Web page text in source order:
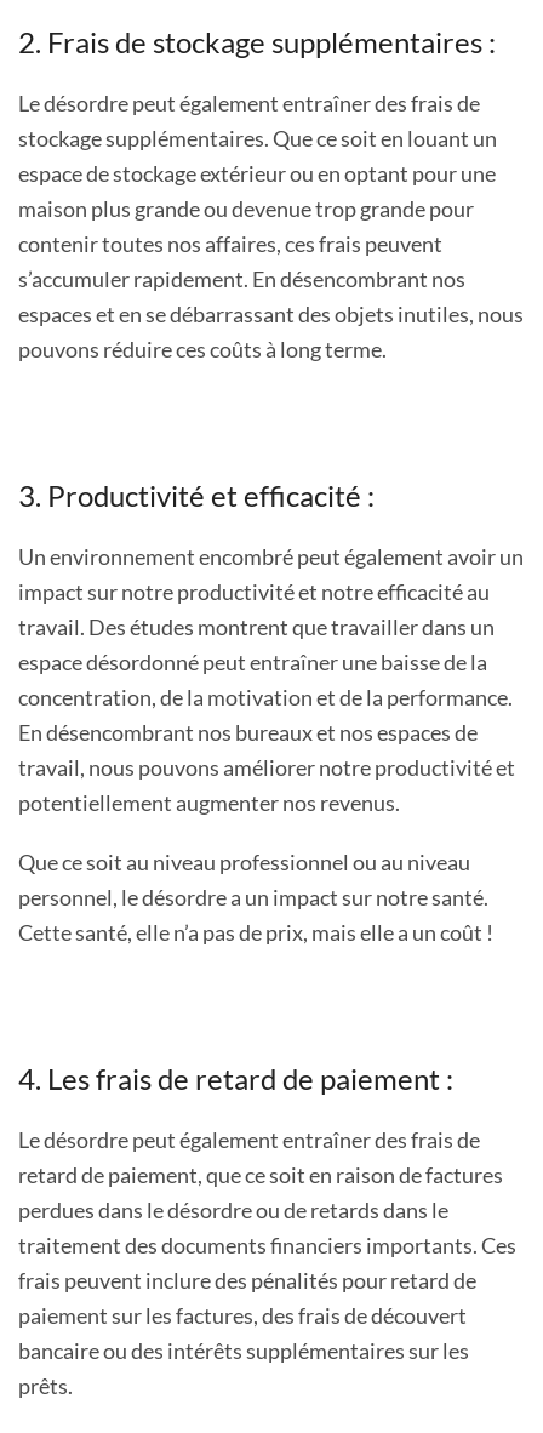
2. Frais de stockage supplémentaires :
Le désordre peut également entraîner des frais de
stockage supplémentaires. Que ce soit en louant un
espace de stockage extérieur ou en optant pour une
maison plus grande ou devenue trop grande pour
contenir toutes nos affaires, ces frais peuvent
s’accumuler rapidement. En désencombrant nos
espaces et en se débarrassant des objets inutiles, nous
pouvons réduire ces coûts à long terme.
3. Productivité et efficacité :
Un environnement encombré peut également avoir un
impact sur notre productivité et notre efficacité au
travail. Des études montrent que travailler dans un
espace désordonné peut entraîner une baisse de la
concentration, de la motivation et de la performance.
En désencombrant nos bureaux et nos espaces de
travail, nous pouvons améliorer notre productivité et
potentiellement augmenter nos revenus.
Que ce soit au niveau professionnel ou au niveau
personnel, le désordre a un impact sur notre santé.
Cette santé, elle n’a pas de prix, mais elle a un coût !
4. Les frais de retard de paiement :
Le désordre peut également entraîner des frais de
retard de paiement, que ce soit en raison de factures
perdues dans le désordre ou de retards dans le
traitement des documents financiers importants. Ces
frais peuvent inclure des pénalités pour retard de
paiement sur les factures, des frais de découvert
bancaire ou des intérêts supplémentaires sur les
prêts.